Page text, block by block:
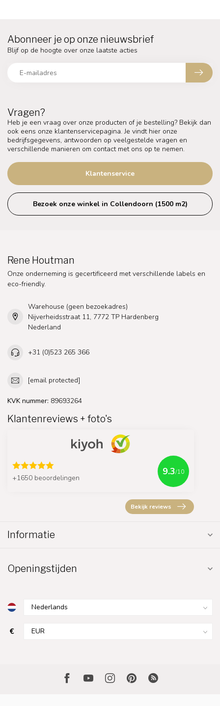
Vragen?
Heb je een vraag over onze producten of je bestelling? Bekijk dan
ook eens onze klantenservicepagina. Je vindt hier onze
bedrijfsgegevens, antwoorden op veelgestelde vragen en
verschillende manieren om contact met ons op te nemen.
Klantenservice
Bezoek onze winkel in Collendoorn (1500 m2)
Abonneer je op onze nieuwsbrief
Blijf op de hoogte over onze laatste acties
Rene Houtman
Onze onderneming is gecertificeerd met verschillende labels en
eco-friendly.
Warehouse (geen bezoekadres)
Nijverheidsstraat 11, 7772 TP Hardenberg
Nederland
+31 (0)523 265 366
[email protected]
KVK nummer: 89693264
Klantenreviews + foto's
+1650 beoordelingen
9.3/10
Bekijk reviews
Informatie
Openingstijden
€